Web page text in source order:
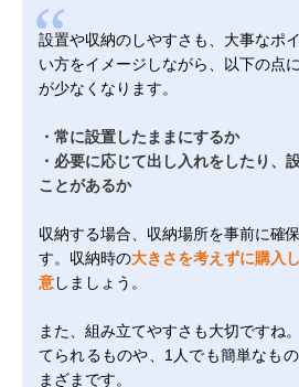
設置や収納のしやすさも、大事なポ
い方をイメージしながら、以下の点
が少なくなります。
・常に設置したままにするか
・必要に応じて出し入れをしたり、
ことがあるか
収納する場合、収納場所を事前に確
す。収納時の大きさを考えずに購入
意しましょう。
また、組み立てやすさも大切ですね
てられるものや、1人でも簡単なも
まざまです。